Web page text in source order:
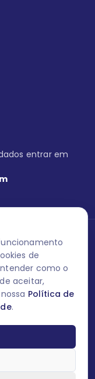
de
como o
aceitar,
Política de
.
entrar em
aquiuma
site contém
de saúde
M-AS ONE-BR-
dados! Caso deseje
momento entrando
na opção